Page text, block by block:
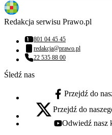
Redakcja serwisu Prawo.pl
Numer telefonu:
801 04 45 45
Adres email:
redakcja@prawo.pl
Numer telefonu:
22 535 88 00
Śledź nas
facebook - otwiera się
Przejdź do
x - otwiera się w nowej karcie
Przejdź do
youtube - otwiera się w
Odwiedź nasz